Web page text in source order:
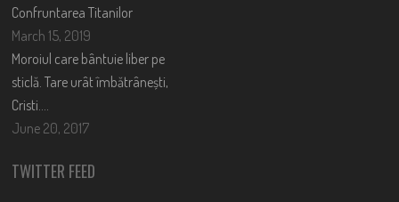
Confruntarea Titanilor
March 15, 2019
Moroiul care bântuie liber pe
sticlă. Tare urât îmbătrânești,
Cristi….
June 20, 2017
TWITTER FEED